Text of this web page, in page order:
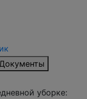
уборке: